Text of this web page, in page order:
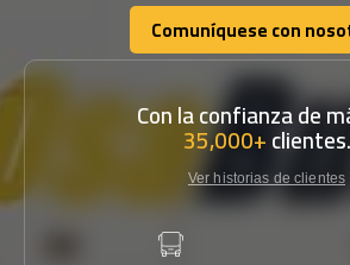
Comuníquese con
Comuníquese con
Con la confianza de
35,000+clientes.
Ver historias de clientes